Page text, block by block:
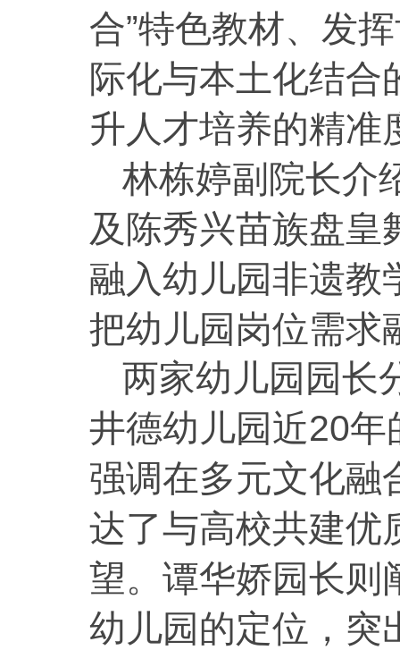
合”特色教材、发
际化与本土化结合
升人才培养的精准
林栋婷副院长介
及陈秀兴苗族盘皇
融入幼儿园非遗教
把幼儿园岗位需求
两家幼儿园园长
井德幼儿园近20年
强调在多元文化融
达了与高校共建优
望。谭华娇园长则
幼儿园的定位，突